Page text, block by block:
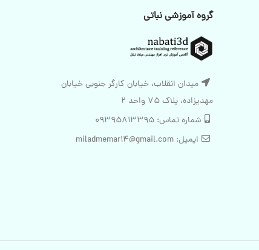
گروه آموزشی نباتی
میدان انقلاب، خیابان کارگر جنوبی خیابان
مهدیزاده، پلاک 75 واحد 2
شماره تماس: 09395813395
ایمیل: miladmemar14@gmail.com